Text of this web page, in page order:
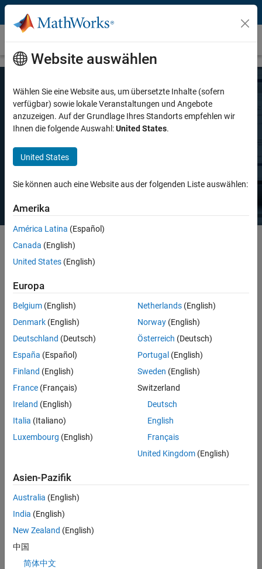
Weiter zum Inhalt
Preise und Lizenzierung
MATLAB-Preise
Gebrauch oder in der Lehre und akademischen Forschung einsetzen
möchten, es gibt eine MATLAB-Lizenz, die Ihren Anforderungen
Select license details to see the price
Intended Use
Intended Use
Standard
Startups
Academic
License Term
License Term
Annual
Perpetual
Not sure what you need? We offer other license
Website auswählen
Wählen Sie eine Website aus, um übersetzte Inhalte (sofern
verfügbar) sowie lokale Veranstaltungen und Angebote
anzuzeigen. Auf der Grundlage Ihres Standorts empfehlen wir
Ihnen die folgende Auswahl:United States.
United States
Sie können auch eine Website aus der folgenden Liste auswählen:
Amerika
América Latina (Español)
Canada (English)
United States (English)
Europa
Belgium (English)
Denmark (English)
Deutschland (Deutsch)
España (Español)
Finland (English)
France (Français)
Ireland (English)
Italia (Italiano)
Luxembourg (English)
Netherlands(English)
Norway(English)
Österreich (Deutsch)
Portugal (English)
Sweden (English)
Switzerland
Deutsch
English
Français
United Kingdom(English)
Asien-Pazifik
Australia (English)
India (English)
New Zealand (English)
中国
简体中文